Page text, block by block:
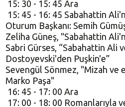
15: 30 - 15: 45 Ara
15: 45 - 16: 45 Sabahattin
Oturum Başkanı: Semih
Zeliha Güneş, "Sabahattin
Sabri Gürses, “Sabahattin Ali
Dostoyevski'den Puşkin'e”
Sevengül Sönmez, "Mizah ve
Marko Paşa"
16: 45 - 17: 00 Ara
17: 00 - 18: 00 Romanlarıyla